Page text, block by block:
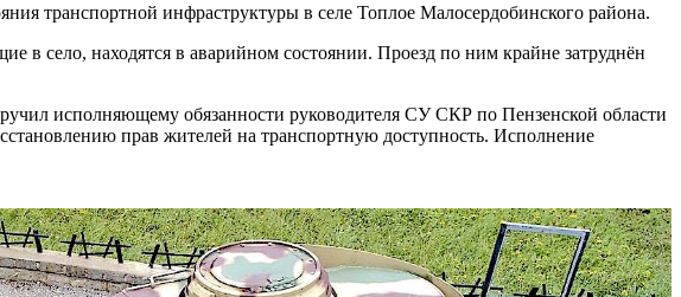
транспортной инфраструктуры в селе Топлое Малосердобинского района.
в село, находятся в аварийном состоянии. Проезд по ним крайне затруднён
исполняющему обязанности руководителя СУ СКР по Пензенской области
прав жителей на транспортную доступность. Исполнение